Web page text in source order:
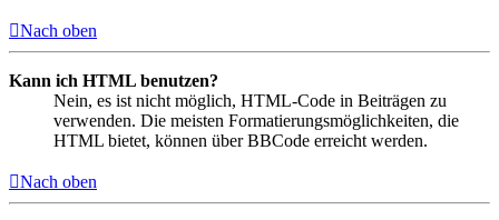
Nach oben
Kann ich HTML benutzen?
Nein, es ist nicht möglich, HTML-Code in Beiträgen zu
verwenden. Die meisten Formatierungsmöglichkeiten, die
HTML bietet, können über BBCode erreicht werden.
Nach oben